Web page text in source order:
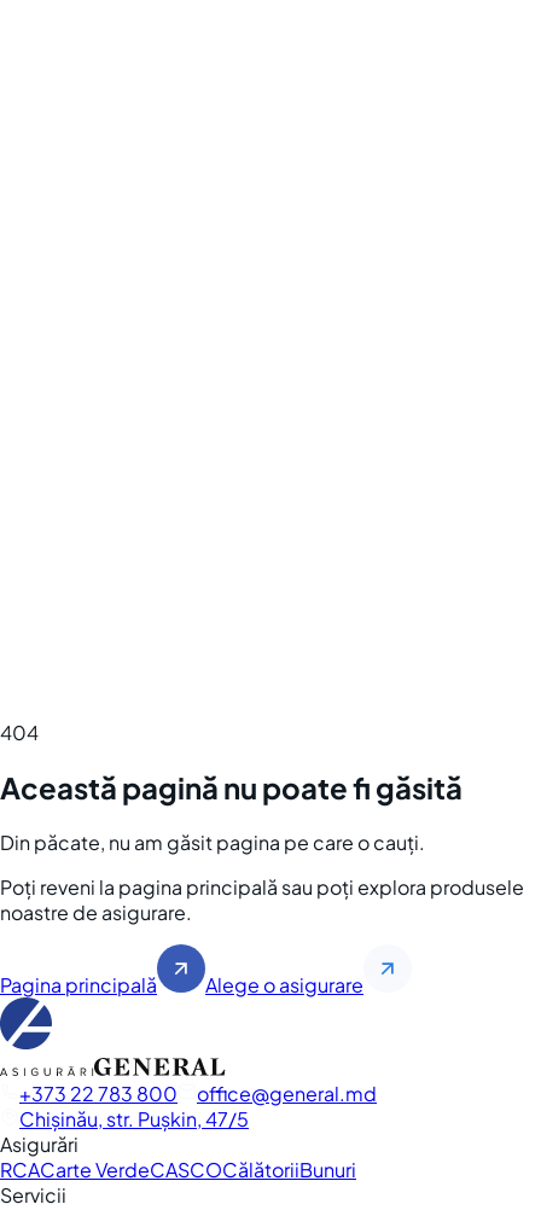
404
Această pagină nu poate fi găsită
Din păcate, nu am găsit pagina pe care o cauți.
Poți reveni la pagina principală sau poți explora produsele
noastre de asigurare.
Pagina principală Alege o asigurare
+373 22 783 800 office
general.md
Chișinău, str. Pușkin, 47/5
Asigurări
RCACarte VerdeCASCOCălătoriiBunuri
Servicii